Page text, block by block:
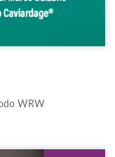
WRW